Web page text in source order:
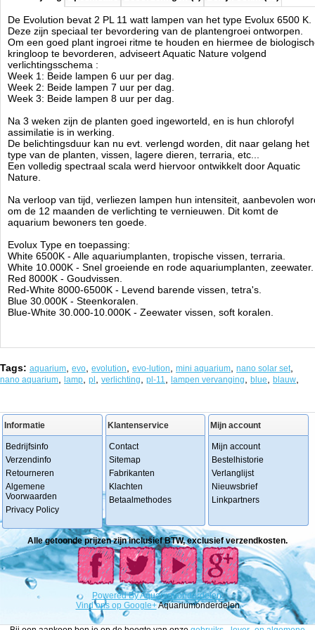
De Evolution bevat 2 PL 11 watt lampen van het type Evolux 6500 K.
Deze zijn speciaal ter bevordering van de plantengroei ontworpen.
Om een goed plant ingroei ritme te houden en hiermee de
kringloop te bevorderen, adviseert Aquatic Nature volgend
verlichtingsschema :
Week 1: Beide lampen 6 uur per dag.
Week 2: Beide lampen 7 uur per dag.
Week 3: Beide lampen 8 uur per dag.
Na 3 weken zijn de planten goed ingeworteld, en is hun chlorofyl
assimilatie is in werking.
De belichtingsduur kan nu evt. verlengd worden, dit naar gelang het
type van de planten, vissen, lagere dieren, terraria, etc...
Een volledig spectraal scala werd hiervoor ontwikkelt door Aquatic
Nature.
Na verloop van tijd, verliezen lampen hun intensiteit, aanbevolen
om de 12 maanden de verlichting te vernieuwen. Dit komt de
aquarium bewoners ten goede.
Evolux Type en toepassing:
White 6500K - Alle aquariumplanten, tropische vissen, terraria.
White 10.000K - Snel groeiende en rode aquariumplanten, zeewater.
Red 8000K - Goudvissen.
Red-White 8000-6500K - Levend barende vissen, tetra's.
Blue 30.000K - Steenkoralen.
Blue-White 30.000-10.000K - Zeewater vissen, soft koralen.
Tags: aquarium evo evolution evo-lution mini aquarium nano solar set
nano aquarium lamp pl verlichting pl-11 lampen vervanging blue blauw
Informatie
Bedrijfsinfo
Verzendinfo
Retourneren
Algemene
Voorwaarden
Privacy Policy
Klantenservice
Contact
Sitemap
Fabrikanten
Klachten
Betaalmethodes
Mijn account
Mijn account
Bestelhistorie
Verlanglijst
Nieuwsbrief
Linkpartners
Alle getoonde prijzen zijn inclusief BTW, exclusief verzendkosten.
PoweredByAquariumonderdelen.
Vind ons op Google+Aquariumonderdelen